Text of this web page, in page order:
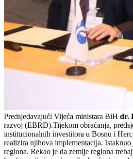
Predsjedavajući Vijeća ministara BiH dr.
razvoj (EBRD).Tijekom obraćanja,
institucionalnih investitora u Bosnu i
realizira njihova implementacija.
regiona. Rekao je da zemlje regiona